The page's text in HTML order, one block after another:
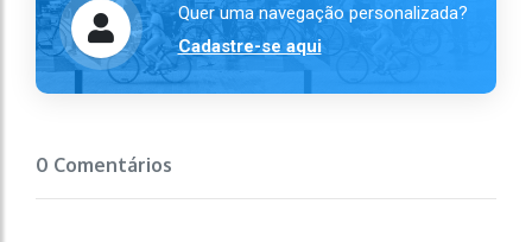
Quer uma navegação personalizada?
Cadastre-se aqui
0 Comentários